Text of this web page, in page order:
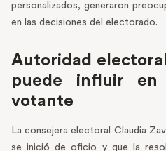
personalizados, generaron
en las decisiones del electorado.
Autoridad
puede influir en
votante
La consejera electoral Claudia
se inició de oficio y que la